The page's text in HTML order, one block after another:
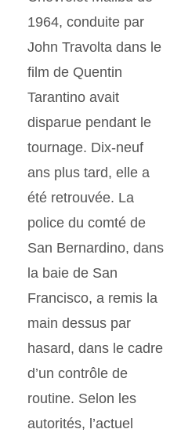
1964, conduite par
John Travolta dans le
film de Quentin
Tarantino avait
disparue pendant le
tournage. Dix-neuf
ans plus tard, elle a
été retrouvée. La
police du comté de
San Bernardino, dans
la baie de San
Francisco, a remis la
main dessus par
hasard, dans le cadre
d’un contrôle de
routine. Selon les
autorités, l’actuel